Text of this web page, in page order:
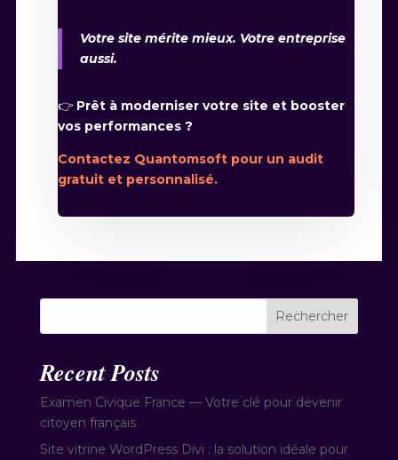
Votre site mérite mieux. Votre entreprise
aussi.
👉 Prêt à moderniser votre site et booster
vos performances ?
Contactez Quantomsoft pour un audit
gratuit et personnalisé.
Rechercher
Recent Posts
Examen Civique France — Votre clé pour devenir
citoyen français
Site vitrine WordPress Divi : la solution idéale pour